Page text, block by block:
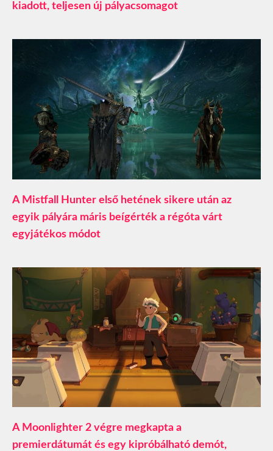
kiadott, teljesen új pályacsomagot
A Mistfall Hunter első hetének sikere után az
egyik pályára máris beígérték a régóta várt
egyjátékos módot
A Moonlighter 2 végre megkapta a
premierdátumát és egy kipróbálható demót,